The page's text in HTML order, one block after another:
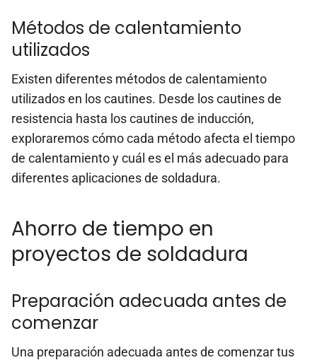
Métodos de calentamiento
utilizados
Existen diferentes métodos de calentamiento
utilizados en los cautines. Desde los cautines de
resistencia hasta los cautines de inducción,
exploraremos cómo cada método afecta el tiempo
de calentamiento y cuál es el más adecuado para
diferentes aplicaciones de soldadura.
Ahorro de tiempo en
proyectos de soldadura
Preparación adecuada antes de
comenzar
Una preparación adecuada antes de comenzar tus